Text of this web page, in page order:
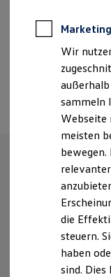
Software,
VW
VW
VW
VW
Unsere
Überblick
Service
Marketing
Wir
sammeln
Webseite
meisten
bewegen.
die
steuern.
haben
sind.